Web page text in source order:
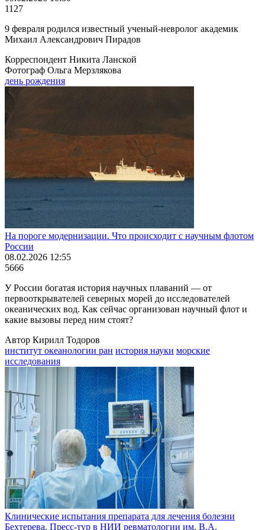
1127
9 февраля родился известный ученый-невролог академик
Михаил Александрович Пирадов
Корреспондент Никита Ланской
Фотограф Ольга Мерзлякова
день рождения
На пороге модернизации. Что происходит с научным флотом
России
08.02.2026 12:55
5666
У России богатая история научных плаваний — от
первооткрывателей северных морей до исследователей
океанических вод. Как сейчас организован научный флот и
какие вызовы перед ним стоят?
Автор Кирилл Тодоров
институт океанологии ран история науки морские
исследования
Клинические испытания препарата для лечения болезни
Бехтерева. Пресс-тур в НИИ ревматологии им. В.А.